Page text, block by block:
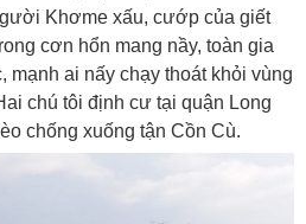
Khơme xấu, cướp của giết
cơn hổn mang nầy, toàn gia
mạnh ai nấy chạy thoát khỏi vùng
chú tôi định cư tại quận Long
chống xuống tận Cồn Cù.